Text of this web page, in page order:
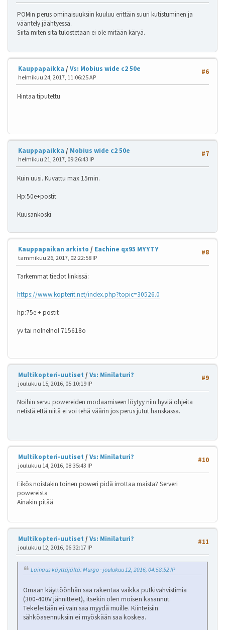
POMin perus ominaisuuksiin kuuluu erittäin suuri kutistuminen ja
vääntely jäähtyessä.
Siitä miten sitä tulostetaan ei ole mitään käryä.
#6
Kauppapaikka / Vs: Mobius wide c2 50e
helmikuu 24, 2017, 11:06:25 AP
Hintaa tiputettu
#7
Kauppapaikka / Mobius wide c2 50e
helmikuu 21, 2017, 09:26:43 IP
Kuin uusi. Kuvattu max 15min.
Hp:50e+postit
Kuusankoski
#8
Kauppapaikan arkisto / Eachine qx95 MYYTY
tammikuu 26, 2017, 02:22:58 IP
Tarkemmat tiedot linkissä:
https://www.kopterit.net/index.php?topic=30526.0
hp:75e + postit
yv tai nolnelnol 715618o
#9
Multikopteri-uutiset / Vs: Minilaturi?
joulukuu 15, 2016, 05:10:19 IP
Noihin servu powereiden modaamiseen löytyy niin hyviä ohjeita
netistä että niitä ei voi tehä väärin jos perus jutut hanskassa.
#10
Multikopteri-uutiset / Vs: Minilaturi?
joulukuu 14, 2016, 08:35:43 IP
Eikös noistakin toinen poweri pidä irrottaa maista? Serveri
powereista
Ainakin pitää
#11
Multikopteri-uutiset / Vs: Minilaturi?
joulukuu 12, 2016, 06:32:17 IP
Lainaus käyttäjältä: Murgo - joulukuu 12, 2016, 04:58:52 IP
Omaan käyttöönhän saa rakentaa vaikka putkivahvistimia
(300-400V jännitteet), itsekin olen moisen kasannut.
Tekeleitään ei vain saa myydä muille. Kiinteisiin
sähköasennuksiin ei myöskään saa koskea.